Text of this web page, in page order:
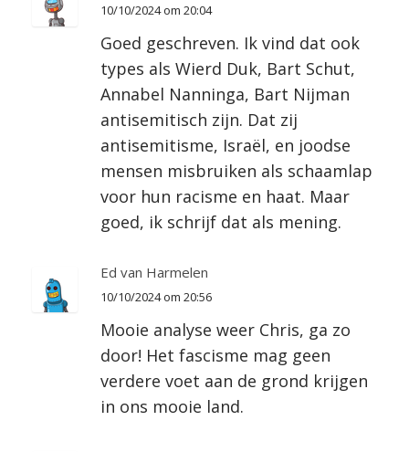
10/10/2024 om 20:04
Goed geschreven. Ik vind dat ook
types als Wierd Duk, Bart Schut,
Annabel Nanninga, Bart Nijman
antisemitisch zijn. Dat zij
antisemitisme, Israël, en joodse
mensen misbruiken als schaamlap
voor hun racisme en haat. Maar
goed, ik schrijf dat als mening.
Ed van Harmelen
10/10/2024 om 20:56
Mooie analyse weer Chris, ga zo
door! Het fascisme mag geen
verdere voet aan de grond krijgen
in ons mooie land.